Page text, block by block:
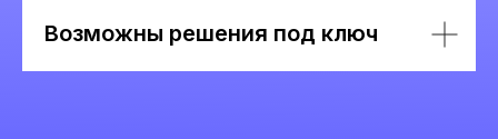
Возможны решения под ключ